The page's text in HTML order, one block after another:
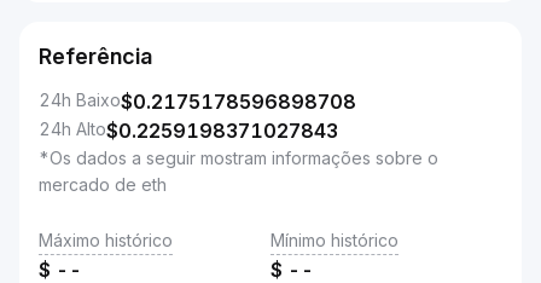
Referência
24h Baixo$0.2175178596898708
24h Alto$0.2259198371027843
*Os dados a seguir mostram informações sobre o
mercado de eth
Máximo histórico
$ --
Mínimo histórico
$ --